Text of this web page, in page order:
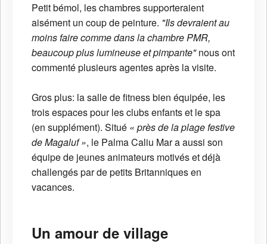
Petit bémol, les chambres supporteraient
aisément un coup de peinture. "Ils devraient au
moins faire comme dans la chambre PMR,
beaucoup plus lumineuse et pimpante"nous ont
commenté plusieurs agentes après la visite.
Gros plus: la salle de fitness bien équipée, les
trois espaces pour les clubs enfants et le spa
(en supplément). Situé « près de la plage festive
de Magaluf », le Palma Caliu Mar a aussi son
équipe de jeunes animateurs motivés et déjà
challengés par de petits Britanniques en
vacances.
Un amour de village